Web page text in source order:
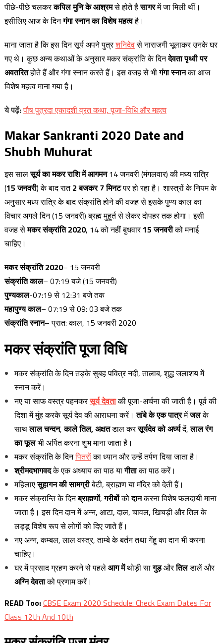
पीछे-पीछे चलकरकपिल मुनि के आश्रमसे होते हैसागरमें जा मिली थीं।
इसीलिए आज के दिनगंगा स्नान का विशेष महत्वहै।
माना जाता है कि इस दिन सूर्य अपने पुत्रशनिदेवसे नाराजगी भूलाकर उनके घर
गए थे। कुछ अन्य कथाओं के अनुसार मकर संक्रांति के दिनदेवता पृथ्वी पर
अवतरितहोते हैं और गंगा स्नान करते हैं। इस वजह से भीगंगा स्नानका आज
विशेष महत्व माना गया है।
येपढ़ें:पौष पुत्रदा एकादशी व्रत कथा, पूजा-विधि और महत्व
Makar Sankranti 2020 Date and
Shubh Muhurat
इस सालसूर्य का मकर राशि में आगमन14 जनवरी (मंगलवार) की मध्य रात्रि
(15 जनवरी) के बाद रात2 बजकर 7 मिनटपर हो रहा है। शास्त्रों के नियम के
अनुसार मध्य रात्रि के बाद संक्रांति होने की वजह से इसके पुण्य काल का
विचार अगले दिन (15 जनवरी) ब्रह्म मुहूर्त से लेकर दोपहर तक होगा। इसी
वजह सेमकर संक्रांति 2020, 14 को नहीं बुधवार15 जनवरीको मनाई
चाहिए।
मकर संक्रांति 2020– 15 जनवरी
संक्रांति काल– 07:19 बजे (15 जनवरी)
पुण्यकाल-07:19 से 12:31 बजे तक
महापुण्य काल– 07:19 से 09: 03 बजे तक
संक्रांति स्नान– प्रात: काल, 15 जनवरी 2020
मकरसंक्रांतिपूजाविधि
मकर संक्रांति के दिन तड़के सुबह पवित्र नदी, तालाब, शुद्ध जलाशय में
स्नान करें।
नए या साफ वस्त्र पहनकरसूर्य देवताकी पूजा-अर्चना की जाती है। पूर्व की
दिशा में मुंह करके सूर्य देव की आराधना करें।तांबे के एक पात्रमेंजलके
साथलाल चन्दन,काले तिल,अक्षतडाल करसूर्यदेव को अर्घ्यदें,लाल रंग
का फूलभी अर्पित करना शुभ माना जाता है।
मकर संक्रांति के दिनपितरोंका ध्यान और उन्हें तर्पण दिया जाता है।
श्रीमदभागवदके एक अध्याय का पाठ यागीताका पाठ करें।
महिलाएसुहागन की सामग्रीबेटी, ब्राह्मण या मंदिर को देती हैं।
मकर संक्रान्ति के दिनब्राह्मणों,गरीबोंकोदानकरना विशेष फलदायी माना
जाता है। इस दिन दान में अन्न, आटा, दाल, चावल, खिचड़ी और तिल के
लड्डू विशेष रूप से लोगों को दिए जाते हैं।
नए अन्न, कम्बल, लाल वस्त्र, ताम्बे के बर्तन तथा गेंहू का दान भी करना
चाहिए।
घर में प्रसाद ग्रहण करने से पहलेआग मेंथोड़ी सागुड़औरतिलडालें और
अग्नि देवताको प्रणाम करें।
READ Too:CBSE Exam 2020 Schedule: Check Exam Dates For
Class 12th And 10th